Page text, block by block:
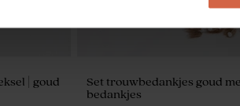
| goud
Set trouwbedankjes goud
bedankjes